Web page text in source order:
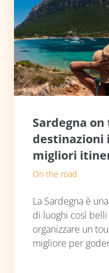
Sardegna
destinazioni
migliori
On the road
La Sardegna è
di luoghi così
organizzare un
migliore per